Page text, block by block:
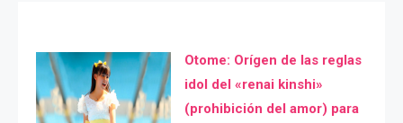
Otome: Orígen de las reglas
idol del «renai kinshi»
(prohibición del amor) para